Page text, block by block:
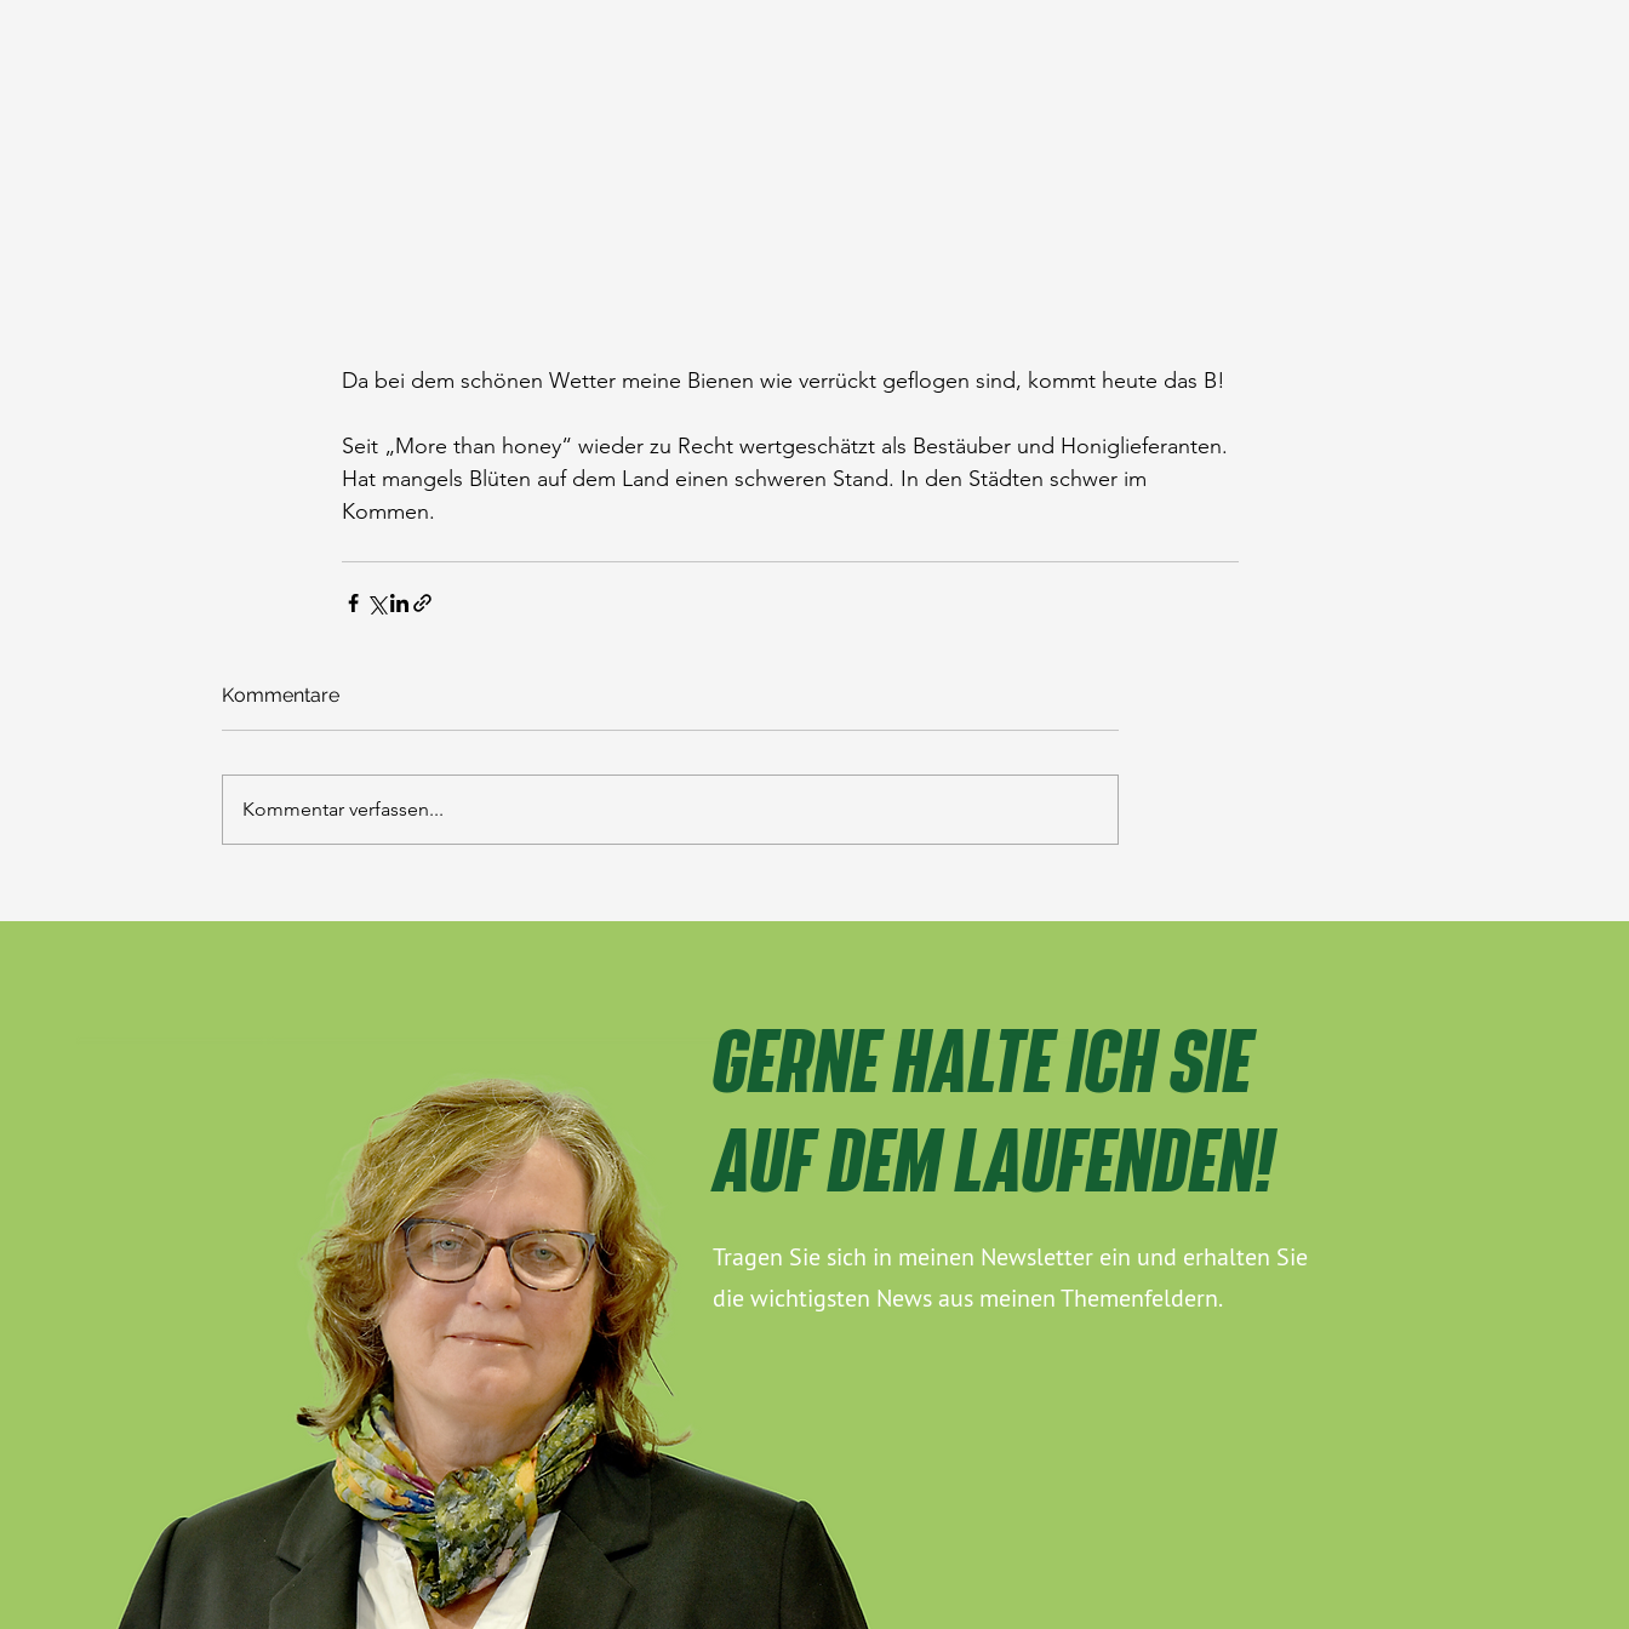
Da bei dem schönen Wetter meine Bienen wie verrückt geflogen sind, kommt heute das B!
Seit „More than honey“ wieder zu Recht wertgeschätzt als Bestäuber und Honiglieferanten.
Hat mangels Blüten auf dem Land einen schweren Stand. In den Städten schwer im
Kommen.
Kommentare
Kommentar verfassen...
GERNE HALTE ICH SIE
AUF DEM LAUFENDEN!
Tragen Sie sich in meinen Newsletter ein und erhalten Sie
die wichtigsten News aus meinen Themenfeldern.